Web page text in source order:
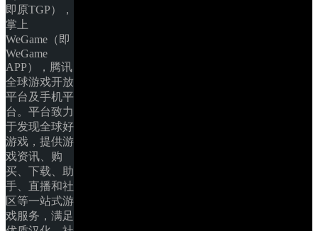
即原TGP），
掌上
WeGame（即
WeGame
APP），腾讯
全球游戏开放
平台及手机平
台。平台致力
于发现全球好
游戏，提供游
戏资讯、购
买、下载、助
手、直播和社
区等一站式游
戏服务，满足